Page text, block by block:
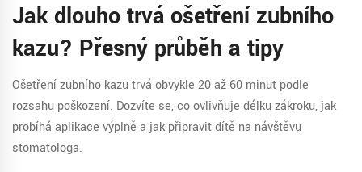
Jak dlouho trvá ošetření zubního
kazu? Přesný průběh a tipy
Ošetření zubního kazu trvá obvykle 20 až 60 minut podle
rozsahu poškození. Dozvíte se, co ovlivňuje délku zákroku, jak
probíhá aplikace výplně a jak připravit dítě na návštěvu
stomatologa.